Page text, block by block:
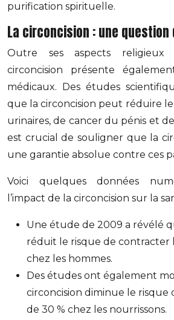
purification spirituelle.
La circoncision : une question
Outre ses aspects
circoncision présente
médicaux. Des études
que la circoncision peut réduire le
urinaires, de cancer du pénis et
est crucial de souligner que la
une garantie absolue contre ces
Voici quelques données
l’impact de la circoncision sur la
Une étude de 2009 a révélé
réduit le risque de contracter
chez les hommes.
Des études ont également
circoncision diminue le risque
de 30 % chez les nourrissons.